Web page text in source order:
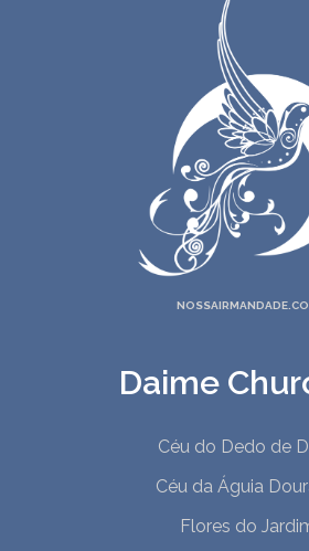
Daime
Céu do Dedo de
Céu da Águia
Flores do